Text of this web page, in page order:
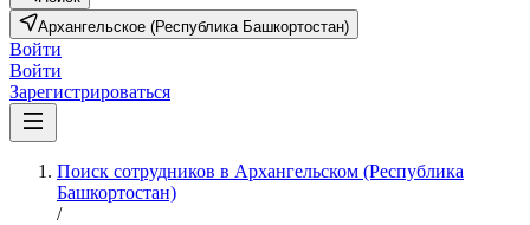
Архангельское (Республика Башкортостан)
Войти
Войти
Зарегистрироваться
Поиск сотрудников в Архангельском (Республика
Башкортостан)
/